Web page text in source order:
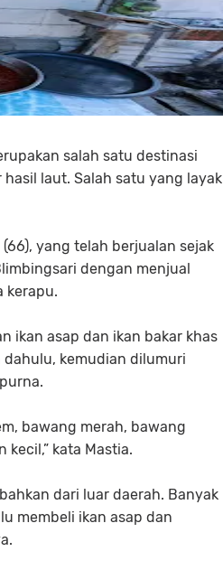
salah satu destinasi
laut. Salah satu yang layak
yang telah berjualan sejak
dengan menjual
kerapu.
ikan asap dan ikan bakar khas
kemudian dilumuri
bawang merah, bawang
kata Mastia.
dari luar daerah. Banyak
membeli ikan asap dan